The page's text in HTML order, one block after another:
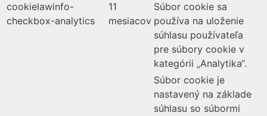
cookielawinfo-
checkbox-analytics
11
mesiacov
Súbor cookie sa
používa na uloženie
súhlasu používateľa
pre súbory cookie v
kategórii „Analytika“.
Súbor cookie je
nastavený na základe
súhlasu so súbormi